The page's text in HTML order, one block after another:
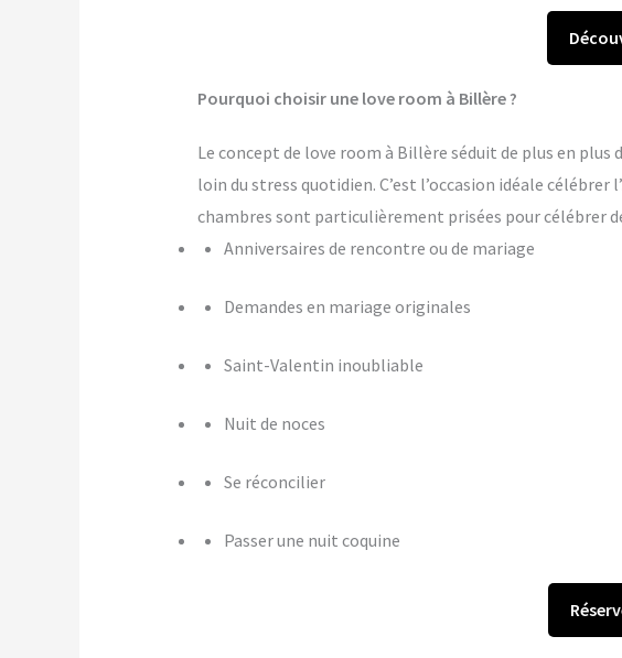
Pourquoi choisir une love room à Billère ?
Le concept de love room à Billère séduit de plus en plus
loin du stress quotidien. C’est l’occasion idéale
chambres sont particulièrement prisées pour célébrer
Anniversaires de rencontre ou de mariage
Demandes en mariage originales
Saint-Valentin inoubliable
Nuit de noces
Se réconcilier
Passer une nuit coquine